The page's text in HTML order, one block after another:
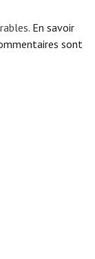
En savoir
sont